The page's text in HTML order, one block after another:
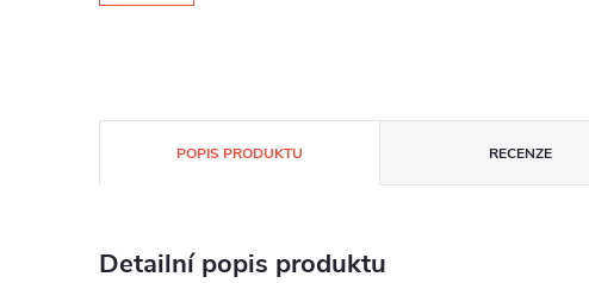
POPIS PRODUKTU RECENZE
Detailní popis produktu